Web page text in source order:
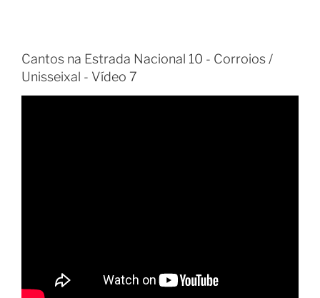
Cantos na Estrada Nacional 10 - Corroios /
Unisseixal - Vídeo 7